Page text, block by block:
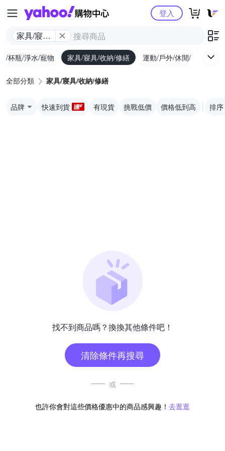
Yahoo購物中心
家具/寢具/
登入
/杯瓶/淨水/寵物 家具/寢具/收納/修繕 運動/戶外/休閒/健身
全部分類 家具/寢具/收納/修繕
品牌 快速到貨 有現貨 挑戰低價 價格低到高 排序
找不到商品嗎？換換其他條件吧！
清除條件再搜尋
或
也許你會對這些價格優惠中的商品感興趣！ 去逛逛